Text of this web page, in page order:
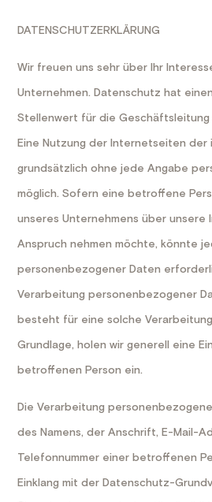
DATENSCHUTZERKLÄRUNG
Wir freuen uns sehr über Ihr
Unternehmen. Datenschutz hat
Stellenwert für die Geschäftsleitung
Eine Nutzung der Internetseiten der
grundsätzlich ohne jede Angabe
möglich. Sofern eine betroffene
unseres Unternehmens über unsere
Anspruch nehmen möchte, könnte
personenbezogener Daten
Verarbeitung personenbezogener
besteht für eine solche
Grundlage, holen wir generell eine
betroffenen Person ein.
Die Verarbeitung
des Namens, der Anschrift, E-Mail-
Telefonnummer einer betroffenen
Einklang mit der Datenschutz-